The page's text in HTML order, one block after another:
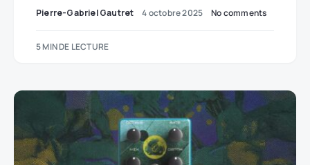
Pierre-Gabriel Gautret 4 octobre 2025 No comments
5 MIN DE LECTURE